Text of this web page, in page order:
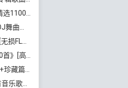
百度云网盘下载
百度云网盘下载
云网盘下载
百度云网盘下载
百度云网盘下载
百度云网盘下载